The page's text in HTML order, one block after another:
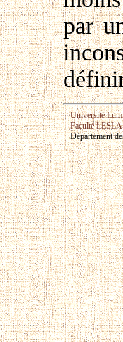
par
Université
Faculté LESLA
Département